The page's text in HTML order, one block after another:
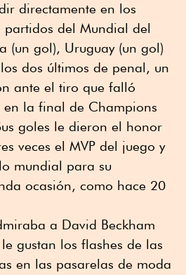
directamente en los
partidos del Mundial del
(un gol), Uruguay (un gol)
dos últimos de penal, un
ante el tiro que falló
en la final de Champions
goles le dieron el honor
veces el MVP del juego y
mundial para su
ocasión, como hace 20
a David Beckham
gustan los flashes de las
en las pasarelas de moda